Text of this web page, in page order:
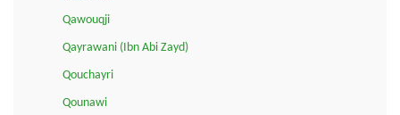
Qawouqji
Qayrawani (Ibn Abi Zayd)
Qouchayri
Qounawi